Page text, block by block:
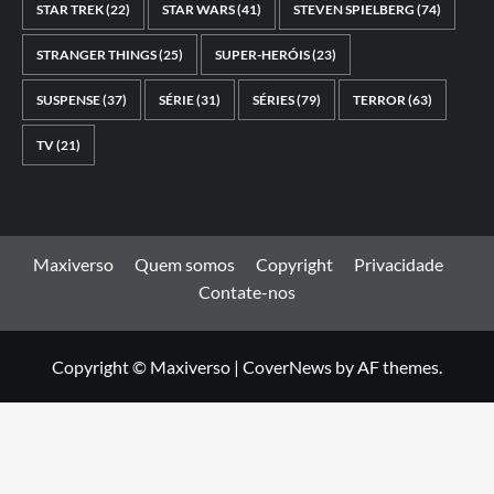
STAR TREK(22) STAR WARS(41) STEVEN SPIELBERG (74)
STRANGER THINGS(25) SUPER-HERÓIS(23)
SUSPENSE(37) SÉRIE(31) SÉRIES(79) TERROR(63)
TV(21)
Maxiverso Quem somos Copyright
Privacidade
Contate-nos
Copyright © Maxiverso | CoverNews by AF themes.